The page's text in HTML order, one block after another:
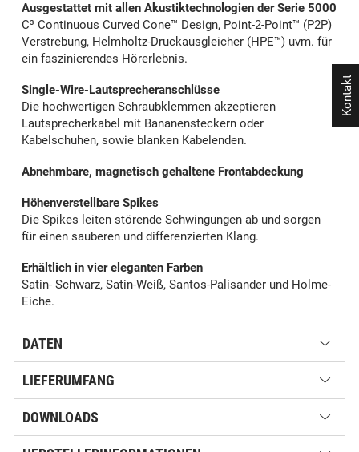
Ausgestattet mit allen Akustiktechnologien der Serie 5000
C³ Continuous Curved Cone™ Design, Point-2-Point™ (P2P)
Verstrebung, Helmholtz-Druckausgleicher (HPE™) uvm. für
ein faszinierendes Hörerlebnis.
Single-Wire-Lautsprecheranschlüsse
Die hochwertigen Schraubklemmen akzeptieren
Lautsprecherkabel mit Bananensteckern oder
Kabelschuhen, sowie blanken Kabelenden.
Abnehmbare, magnetisch gehaltene Frontabdeckung
Höhenverstellbare Spikes
Die Spikes leiten störende Schwingungen ab und sorgen
für einen sauberen und differenzierten Klang.
Erhältlich in vier eleganten Farben
Satin- Schwarz, Satin-Weiß, Santos-Palisander und Holme-
Eiche.
DATEN
LIEFERUMFANG
DOWNLOADS
Kontakt